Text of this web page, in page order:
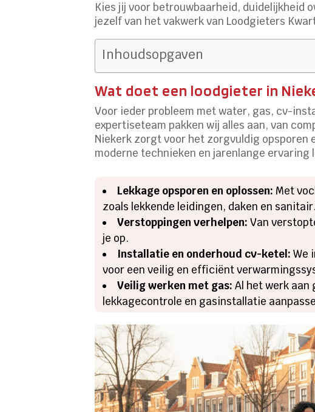
Kies jij voor betrouwbaarheid, duidelijkheid
jezelf van het vakwerk van Loodgieters
Inhoudsopgaven
Wat doet een loodgieter in
Voor ieder probleem met water, gas, cv-
expertiseteam pakken wij alles aan, van
Niekerk zorgt voor het zorgvuldig opsporen
moderne technieken en jarenlange
Lekkage opsporen en oplossen: Met
zoals lekkende leidingen, daken en sanitair.
Verstoppingen verhelpen: Van
je op.
Installatie en onderhoud cv-ketel: We
voor een veilig en efficiënt
Veilig werken met gas: Al het werk
lekkagecontrole en gasinstallatie